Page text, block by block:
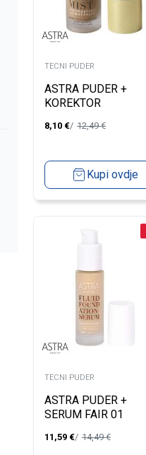
TECNI PUDER
ASTRA PUDER +
KOREKTOR
MOCHA 6
8,10 € 12,49€
Kupi ovdje
TECNI PUDER
ASTRA PUDER +
SERUM FAIR 01
11,59 € 14,49€